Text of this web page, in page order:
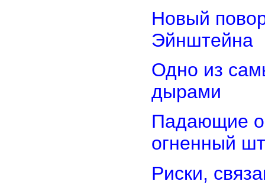
Новый
Эйнштейна
Одно из
дырами
Падающие
огненный
Риски,